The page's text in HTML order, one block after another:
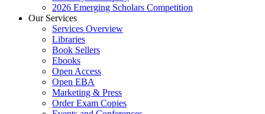
2026 Emerging Scholars Competition
Our Services
Services Overview
Libraries
Book Sellers
Ebooks
Open Access
Open EBA
Marketing & Press
Order Exam Copies